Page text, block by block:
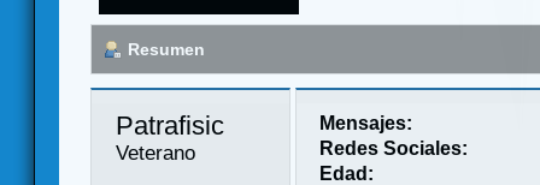
Resumen
Patrafisic
Veterano
Mensajes:
Redes Sociales:
Edad: